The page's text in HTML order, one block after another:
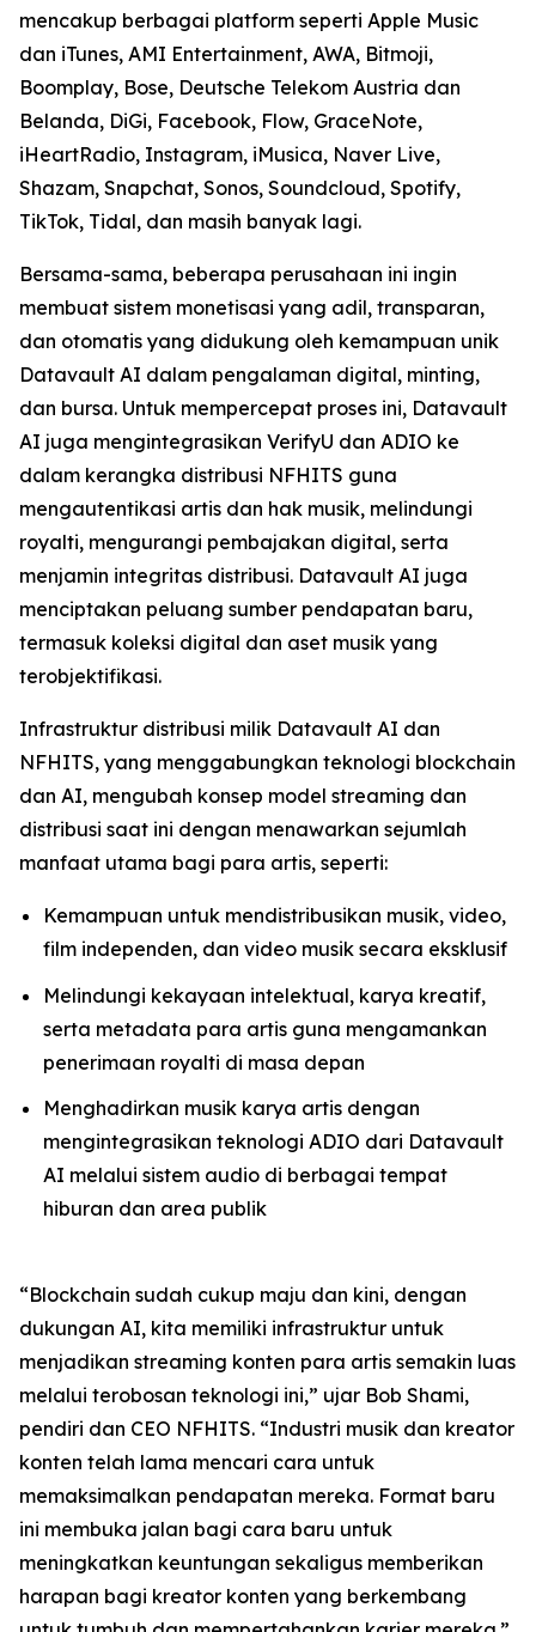
mencakup berbagai platform seperti Apple Music
dan iTunes, AMI Entertainment, AWA, Bitmoji,
Boomplay, Bose, Deutsche Telekom Austria dan
Belanda, DiGi, Facebook, Flow, GraceNote,
iHeartRadio, Instagram, iMusica, Naver Live,
Shazam, Snapchat, Sonos, Soundcloud, Spotify,
TikTok, Tidal, dan masih banyak lagi.
Bersama-sama, beberapa perusahaan ini ingin
membuat sistem monetisasi yang adil, transparan,
dan otomatis yang didukung oleh kemampuan unik
Datavault AI dalam pengalaman digital, minting,
dan bursa. Untuk mempercepat proses ini, Datavault
AI juga mengintegrasikan VerifyU dan ADIO ke
dalam kerangka distribusi NFHITS guna
mengautentikasi artis dan hak musik, melindungi
royalti, mengurangi pembajakan digital, serta
menjamin integritas distribusi. Datavault AI juga
menciptakan peluang sumber pendapatan baru,
termasuk koleksi digital dan aset musik yang
terobjektifikasi.
Infrastruktur distribusi milik Datavault AI dan
NFHITS, yang menggabungkan teknologi blockchain
dan AI, mengubah konsep model streaming dan
distribusi saat ini dengan menawarkan sejumlah
manfaat utama bagi para artis, seperti:
Kemampuan untuk mendistribusikan musik, video,
film independen, dan video musik secara eksklusif
Melindungi kekayaan intelektual, karya kreatif,
serta metadata para artis guna mengamankan
penerimaan royalti di masa depan
Menghadirkan musik karya artis dengan
mengintegrasikan teknologi ADIO dari Datavault
AI melalui sistem audio di berbagai tempat
hiburan dan area publik
“Blockchain sudah cukup maju dan kini, dengan
dukungan AI, kita memiliki infrastruktur untuk
menjadikan streaming konten para artis semakin luas
melalui terobosan teknologi ini,” ujar Bob Shami,
pendiri dan CEO NFHITS. “Industri musik dan kreator
konten telah lama mencari cara untuk
memaksimalkan pendapatan mereka. Format baru
ini membuka jalan bagi cara baru untuk
meningkatkan keuntungan sekaligus memberikan
harapan bagi kreator konten yang berkembang